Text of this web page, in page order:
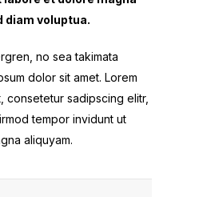
diam voluptua.
no sea takimata
dolor sit amet. Lorem
consetetur sadipscing elitr,
tempor invidunt ut
aliquyam.